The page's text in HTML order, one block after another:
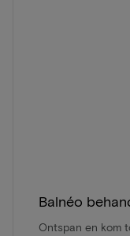
Balnéo
Ontspan en kom